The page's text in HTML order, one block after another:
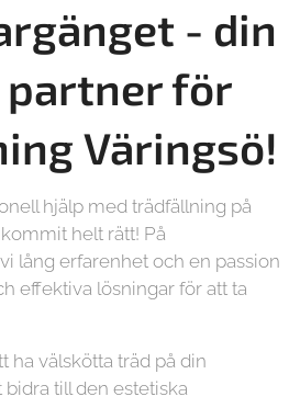
- din
för
Väringsö!
hjälp med trädfällning på
helt rätt! På
lång erfarenhet och en passion
effektiva lösningar för att ta
ha välskötta träd på din
till den estetiska